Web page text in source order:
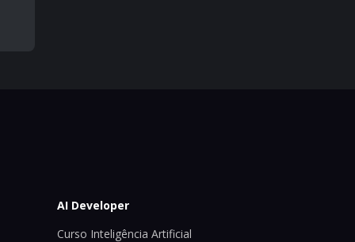
AI Developer
Curso Inteligência Artificial